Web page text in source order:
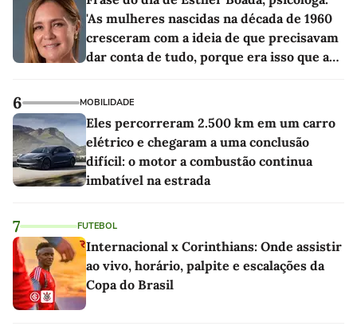
'As mulheres nascidas na década de 1960
cresceram com a ideia de que precisavam
dar conta de tudo, porque era isso que a
6 MOBILIDADE
Eles percorreram 2.500 km em um carro
elétrico e chegaram a uma conclusão
difícil: o motor a combustão continua
imbatível na estrada
7 FUTEBOL
Internacional x Corinthians: Onde assistir
ao vivo, horário, palpite e escalações da
Copa do Brasil